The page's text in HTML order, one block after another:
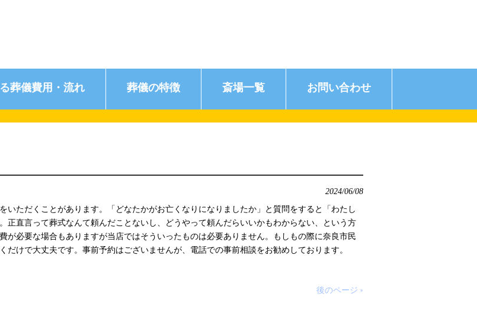
葬儀費用・流れ 葬儀の特徴 斎場一覧 お問い合わせ
2024/06/08
いただくことがあります。「どなたかがお亡くなりになりましたか」と質問をすると「わたし
正直言って葬式なんて頼んだことないし、どうやって頼んだらいいかもわからない、という方
が必要な場合もありますが当店ではそういったものは必要ありません。もしもの際に奈良市民
けで大丈夫です。事前予約はございませんが、電話での事前相談をお勧めしております。
後のページ »